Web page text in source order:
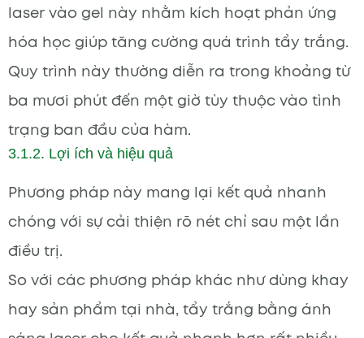
laser vào gel này nhằm kích hoạt phản ứng
hóa học giúp tăng cường quá trình tẩy trắng.
Quy trình này thường diễn ra trong khoảng từ
ba mươi phút đến một giờ tùy thuộc vào tình
trạng ban đầu của hàm.
3.1.2. Lợi ích và hiệu quả
Phương pháp này mang lại kết quả nhanh
chóng với sự cải thiện rõ nét chỉ sau một lần
điều trị.
So với các phương pháp khác như dùng khay
hay sản phẩm tại nhà, tẩy trắng bằng ánh